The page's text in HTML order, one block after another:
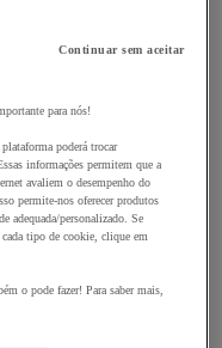
Continuar sem aceitar
para nós!
poderá trocar
informações permitem que a
avaliem o desempenho do
permite-nos oferecer produtos
adequada/personalizado. Se
cada tipo de cookie, clique em
o pode fazer! Para saber mais,